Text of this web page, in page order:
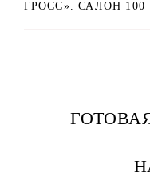
ГРОСС». САЛОН 100